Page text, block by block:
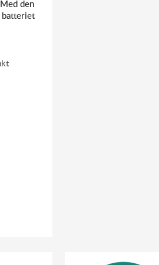
den
batteriet